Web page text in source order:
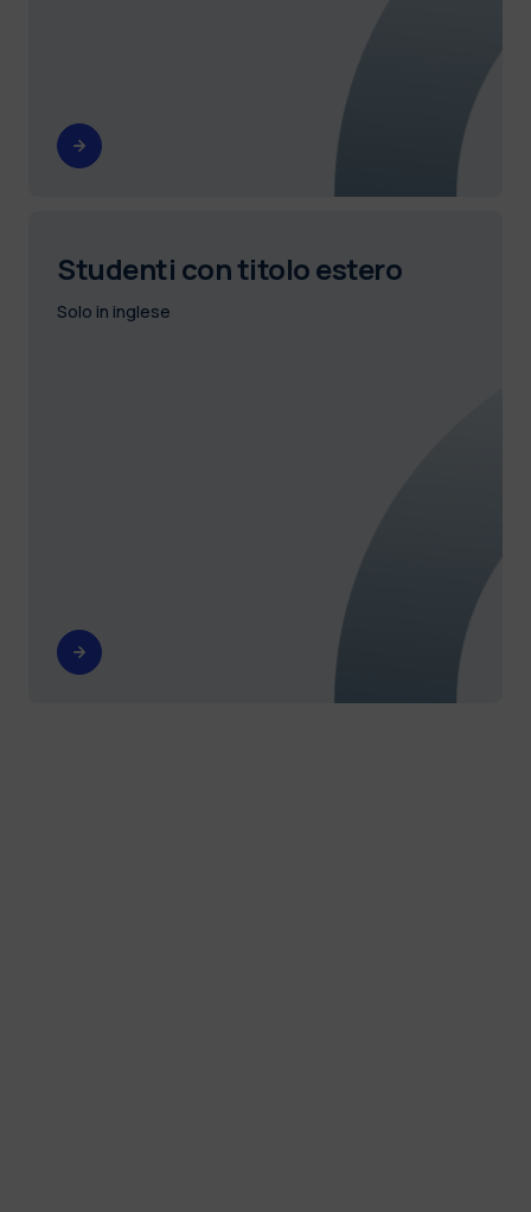
Studenti con titolo estero
Solo in inglese